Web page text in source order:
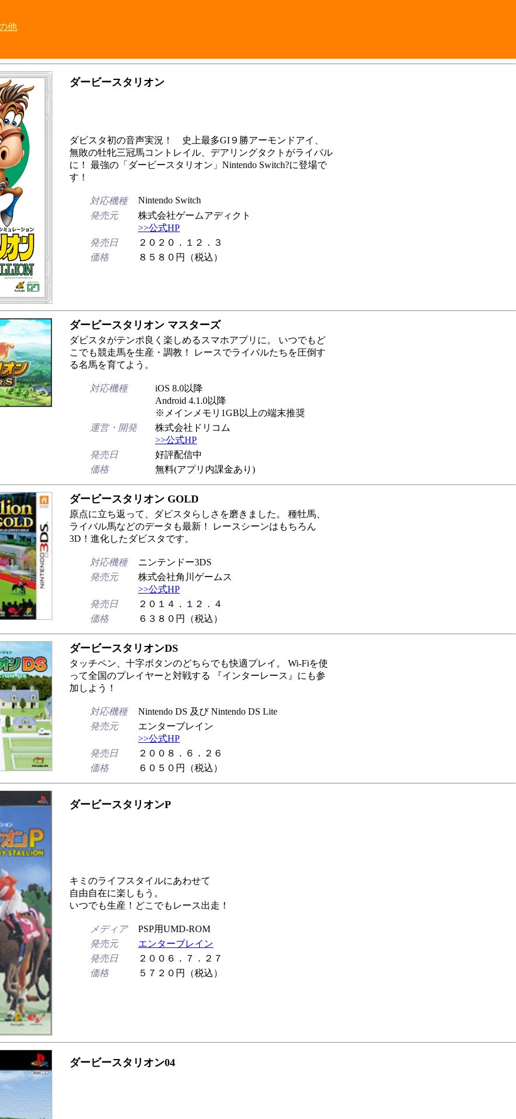
他
ダービースタリオン
ダビスタ初の音声実況！ 史上最多GI９勝アーモンドアイ、
無敗の牡牝三冠馬コントレイル、デアリングタクトがライバル
に！ 最強の「ダービースタリオン」Nintendo Switch?に登場で
す！
対応機種
Nintendo Switch
発売元
株式会社ゲームアディクト
>>公式HP
発売日
２０２０．１２．３
価格
８５８０円（税込）
ダービースタリオン マスターズ
ダビスタがテンポ良く楽しめるスマホアプリに。 いつでもど
こでも競走馬を生産・調教！ レースでライバルたちを圧倒す
る名馬を育てよう。
対応機種
iOS 8.0以降
Android 4.1.0以降
※メインメモリ1GB以上の端末推奨
運営・開発
株式会社ドリコム
>>公式HP
発売日
好評配信中
価格
無料(アプリ内課金あり)
ダービースタリオン GOLD
原点に立ち返って、ダビスタらしさを磨きました。 種牡馬、
ライバル馬などのデータも最新！ レースシーンはもちろん
3D！進化したダビスタです。
対応機種
ニンテンドー3DS
発売元
株式会社角川ゲームス
>>公式HP
発売日
２０１４．１２．４
価格
６３８０円（税込）
ダービースタリオンDS
タッチペン、十字ボタンのどちらでも快適プレイ。 Wi-Fiを使
って全国のプレイヤーと対戦する 『インターレース』にも参
加しよう！
対応機種
Nintendo DS 及び Nintendo DS Lite
発売元
エンターブレイン
>>公式HP
発売日
２００８．６．２６
価格
６０５０円（税込）
ダービースタリオンP
キミのライフスタイルにあわせて
自由自在に楽しもう。
いつでも生産！どこでもレース出走！
メディア
PSP用UMD-ROM
発売元
エンターブレイン
発売日
２００６．７．２７
価格
５７２０円（税込）
ダービースタリオン04